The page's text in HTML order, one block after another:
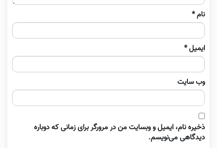
نام*
ایمیل*
وب‌ سایت
ذخیره نام، ایمیل و وبسایت من در مرورگر برای زمانی که دوباره
دیدگاهی می‌نویسم.